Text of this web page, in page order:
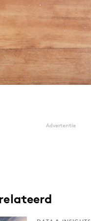
Advertentie